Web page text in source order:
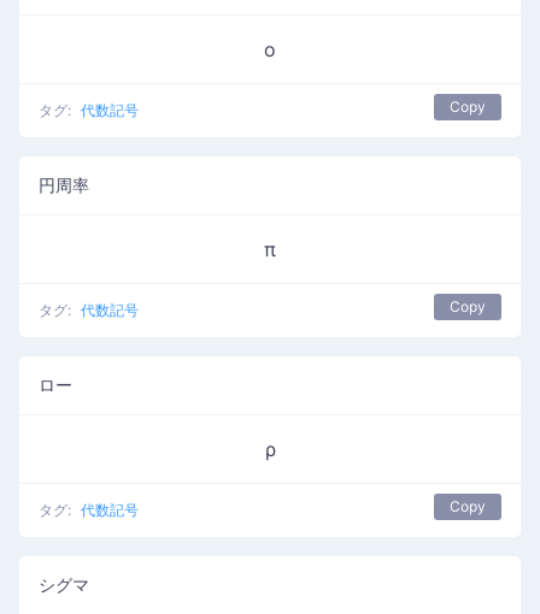
ο
タグ: 代数記号 Copy
円周率
π
タグ: 代数記号 Copy
ロー
ρ
タグ: 代数記号 Copy
シグマ